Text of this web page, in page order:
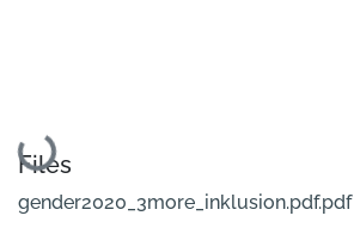
Loading...
Files
gender2020_3more_inklusion.pdf.pdf